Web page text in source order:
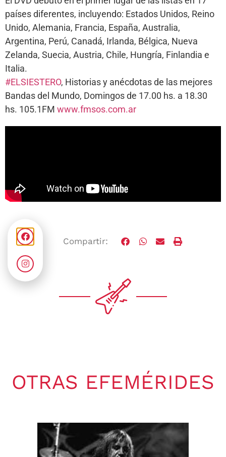
países diferentes, incluyendo: Estados Unidos, Reino
Unido, Alemania, Francia, España, Australia,
Argentina, Perú, Canadá, Irlanda, Bélgica, Nueva
Zelanda, Suecia, Austria, Chile, Hungría, Finlandia e
Italia.
#ELSIESTERO, Historias y anécdotas de las mejores
Bandas del Mundo, Domingos de 17.00 hs. a 18.30
hs. 105.1FM www.fmsos.com.ar
Compartir:
OTRAS EFEMÉRIDES